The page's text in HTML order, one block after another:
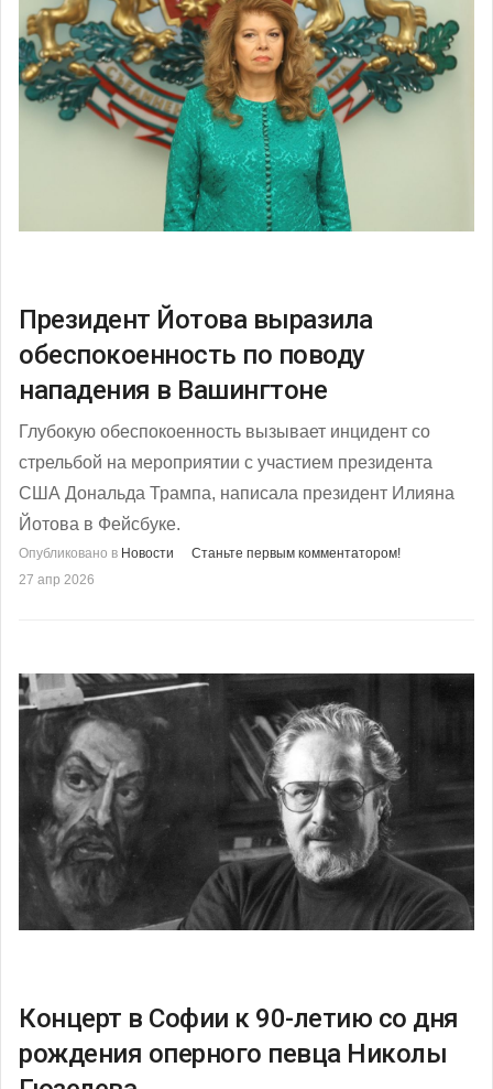
Президент Йотова выразила
обеспокоенность по поводу
нападения в Вашингтоне
Глубокую обеспокоенность вызывает инцидент со
стрельбой на мероприятии с участием президента
США Дональда Трампа, написала президент Илияна
Йотова в Фейсбуке.
Опубликовано в Новости
Станьте первым комментатором!
27 апр 2026
Концерт в Софии к 90-летию со дня
рождения оперного певца Николы